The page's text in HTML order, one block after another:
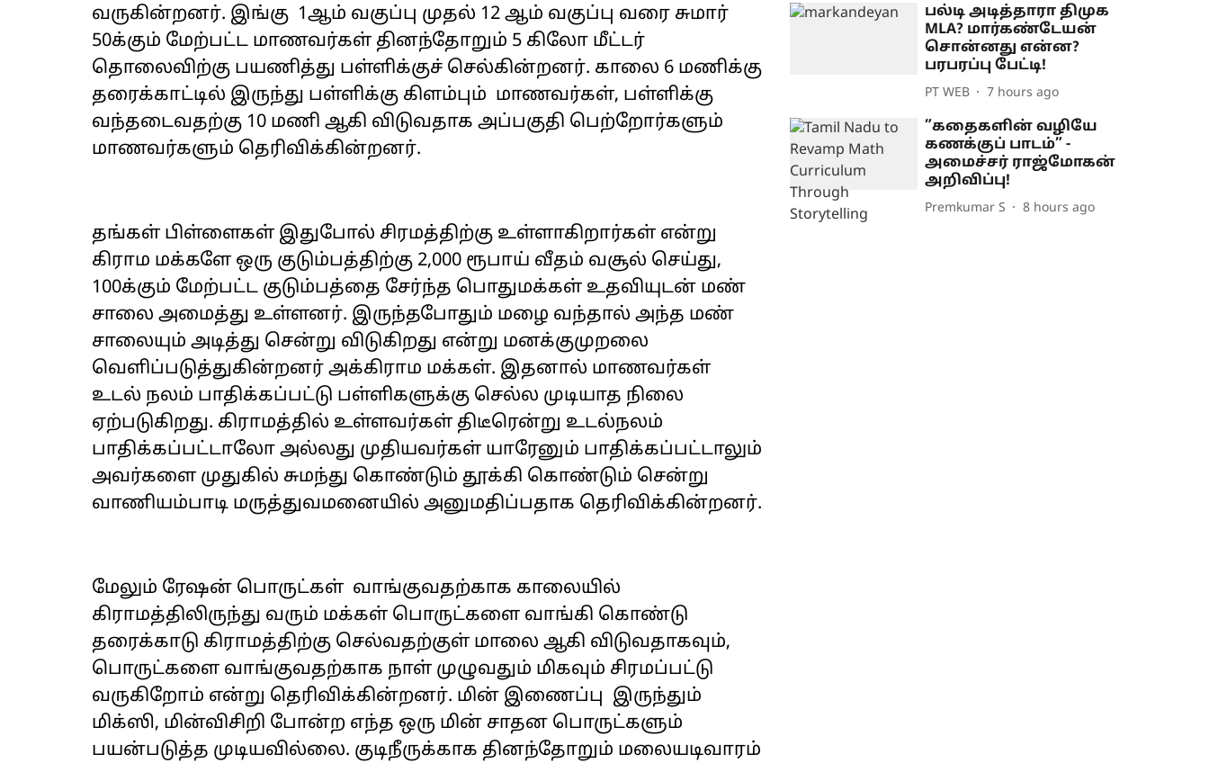
வருகின்றனர். இங்கு 1ஆம் வகுப்பு முதல் 12 ஆம் வகுப்பு வரை சுமார்
50க்கும் மேற்பட்ட மாணவர்கள் தினந்தோறும் 5 கிலோ மீட்டர்
தொலைவிற்கு பயணித்து பள்ளிக்குச் செல்கின்றனர். காலை 6 மணிக்கு
தரைக்காட்டில் இருந்து பள்ளிக்கு கிளம்பும் மாணவர்கள், பள்ளிக்கு
வந்தடைவதற்கு 10 மணி ஆகி விடுவதாக அப்பகுதி பெற்றோர்களும்
மாணவர்களும் தெரிவிக்கின்றனர்.
தங்கள் பிள்ளைகள் இதுபோல் சிரமத்திற்கு உள்ளாகிறார்கள் என்று
கிராம மக்களே ஒரு குடும்பத்திற்கு 2,000 ரூபாய் வீதம் வசூல் செய்து,
100க்கும் மேற்பட்ட குடும்பத்தை சேர்ந்த பொதுமக்கள் உதவியுடன் மண்
சாலை அமைத்து உள்ளனர். இருந்தபோதும் மழை வந்தால் அந்த மண்
சாலையும் அடித்து சென்று விடுகிறது என்று மனக்குமுறலை
வெளிப்படுத்துகின்றனர் அக்கிராம மக்கள். இதனால் மாணவர்கள்
உடல் நலம் பாதிக்கப்பட்டு பள்ளிகளுக்கு செல்ல முடியாத நிலை
ஏற்படுகிறது. கிராமத்தில் உள்ளவர்கள் திடீரென்று உடல்நலம்
பாதிக்கப்பட்டாலோ அல்லது முதியவர்கள் யாரேனும் பாதிக்கப்பட்டாலும்
அவர்களை முதுகில் சுமந்து கொண்டும் தூக்கி கொண்டும் சென்று
வாணியம்பாடி மருத்துவமனையில் அனுமதிப்பதாக தெரிவிக்கின்றனர்.
மேலும் ரேஷன் பொருட்கள் வாங்குவதற்காக காலையில்
கிராமத்திலிருந்து வரும் மக்கள் பொருட்களை வாங்கி கொண்டு
தரைக்காடு கிராமத்திற்கு செல்வதற்குள் மாலை ஆகி விடுவதாகவும்,
பொருட்களை வாங்குவதற்காக நாள் முழுவதும் மிகவும் சிரமப்பட்டு
வருகிறோம் என்று தெரிவிக்கின்றனர். மின் இணைப்பு இருந்தும்
மிக்ஸி, மின்விசிறி போன்ற எந்த ஒரு மின் சாதன பொருட்களும்
பயன்படுத்த முடியவில்லை. குடிநீருக்காக தினந்தோறும் மலையடிவாரம்
பல்டி அடித்தாரா திமுக
MLA? மார்கண்டேயன்
சொன்னது என்ன?
பரபரப்பு பேட்டி!
PT WEB 7 hours ago
”கதைகளின் வழியே
கணக்குப் பாடம்” -
அமைச்சர் ராஜ்மோகன்
அறிவிப்பு!
Premkumar S 8 hours ago